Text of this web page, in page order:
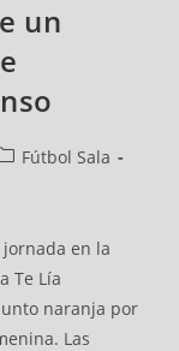
un
Fútbol Sala
jornada en la
Te Lía
naranja por
Las